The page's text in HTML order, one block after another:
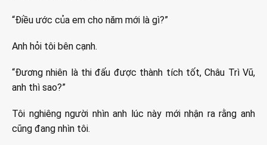
“Điều ước của em cho năm mới là gì?”
Anh hỏi tôi bên cạnh.
“Đương nhiên là thi đấu được thành tích tốt, Châu Trì Vũ,
anh thì sao?”
Tôi nghiêng người nhìn anh lúc này mới nhận ra rằng anh
cũng đang nhìn tôi.